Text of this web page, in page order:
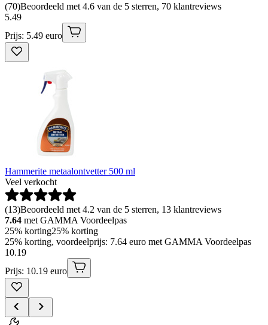
(70)Beoordeeld met 4.6 van de 5 sterren, 70 klantreviews
5.49
Prijs: 5.49 euro
Hammerite metaalontvetter 500 ml
Veel verkocht
(13)Beoordeeld met 4.2 van de 5 sterren, 13 klantreviews
7.64 met GAMMA Voordeelpas
25% korting25% korting
25% korting, voordeelprijs: 7.64 euro met GAMMA Voordeelpas
10.19
Prijs: 10.19 euro